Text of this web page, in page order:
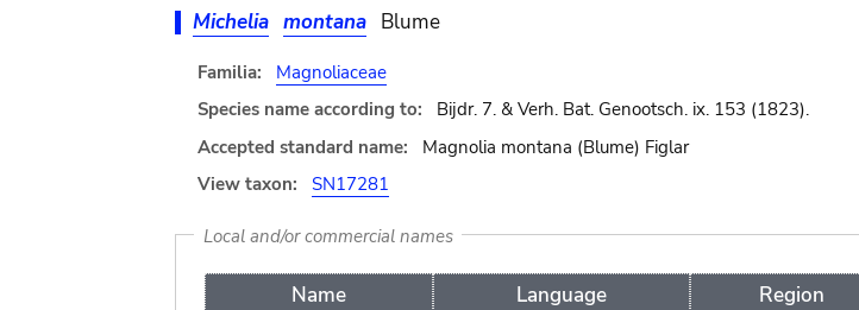
Michelia montana Blume
Familia:
Magnoliaceae
Species name according to:
Bijdr. 7. & Verh. Bat. Genootsch. ix. 153 (1823).
Accepted standard name:
Magnolia montana (Blume) Figlar
View taxon:
SN17281
Local and/or commercial names
Name Language Region